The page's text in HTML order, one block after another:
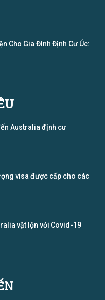
Cho Gia Đình Định Cư Úc:
Australia định cư
visa được cấp cho các
vật lộn với Covid-19